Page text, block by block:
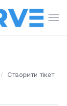
Створити тікет